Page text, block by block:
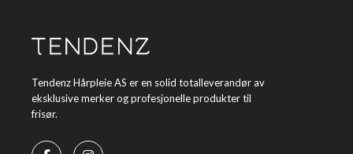
Tendenz Hårpleie AS er en solid totalleverandør av
eksklusive merker og profesjonelle produkter til
frisør.